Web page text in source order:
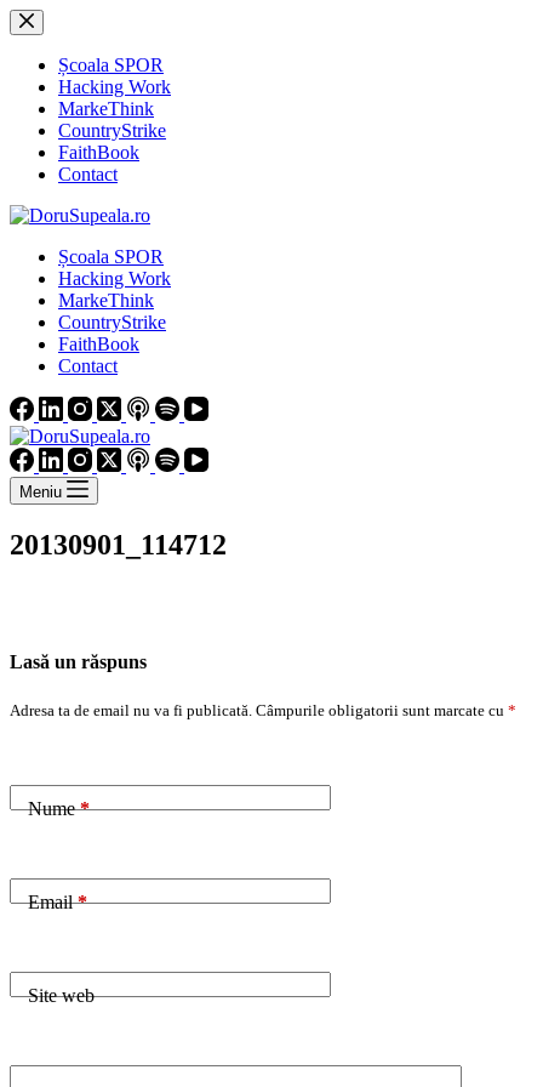
Sari
la
conținutȘcoala SPOR
Hacking Work
MarkeThink
CountryStrike
FaithBook
Contact
Școala SPOR
Hacking Work
MarkeThink
CountryStrike
FaithBook
Contact
Meniu
20130901_114712
Lasă un răspuns
Adresa ta de email nu va fi publicată. Câmpurile obligatorii sunt marcate cu *
Nume*
Email*
Site web